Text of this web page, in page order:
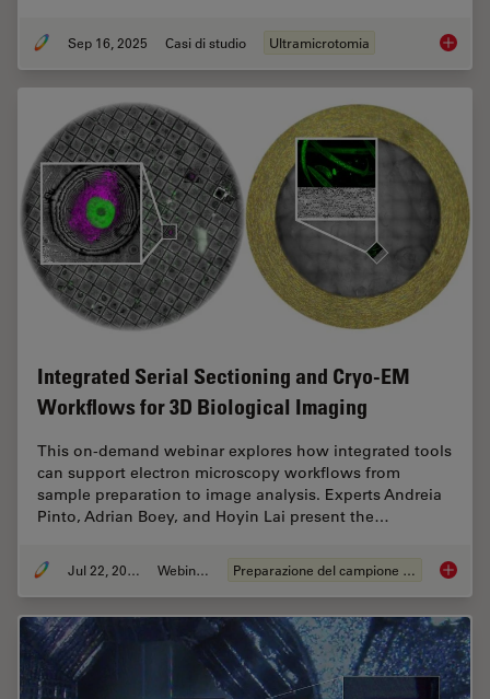
Sep 16, 2025 Casi di studio Ultramicrotomia Volume
Integrated Serial Sectioning and Cryo-EM
Workflows for 3D Biological Imaging
This on-demand webinar explores how integrated tools
can support electron microscopy workflows from
sample preparation to image analysis. Experts Andreia
Pinto, Adrian Boey, and Hoyin Lai present the…
Jul 22, 2025 Webinar: Preparazione del campione EM